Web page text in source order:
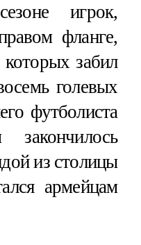
игрок,
фланге,
забил
голевых
футболиста
из столицы
армейцам